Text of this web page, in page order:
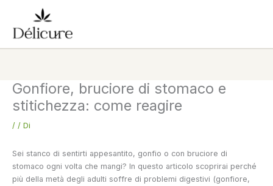
contenuto
Gonfiore, bruciore di stomaco e
stitichezza: come reagire
/ / Di
Sei stanco di sentirti appesantito, gonfio o con bruciore di
stomaco ogni volta che mangi? In questo articolo scoprirai perché
più della metà degli adulti soffre di problemi digestivi (gonfiore,